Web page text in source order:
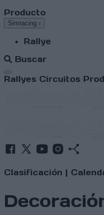
Producto
Simracing ›
Rallye
Buscar
Abrir menú
Rallyes Circuitos
Clasificación |